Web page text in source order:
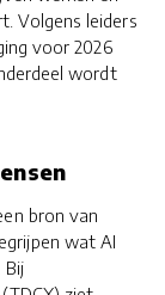
Volgens leiders
voor 2026
wordt
bron van
wat AI
Bij